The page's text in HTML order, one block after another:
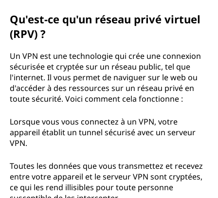
Qu'est-ce qu'un réseau privé virtuel
(RPV) ?
Un VPN est une technologie qui crée une connexion
sécurisée et cryptée sur un réseau public, tel que
l'internet. Il vous permet de naviguer sur le web ou
d'accéder à des ressources sur un réseau privé en
toute sécurité. Voici comment cela fonctionne :
Lorsque vous vous connectez à un VPN, votre
appareil établit un tunnel sécurisé avec un serveur
VPN.
Toutes les données que vous transmettez et recevez
entre votre appareil et le serveur VPN sont cryptées,
ce qui les rend illisibles pour toute personne